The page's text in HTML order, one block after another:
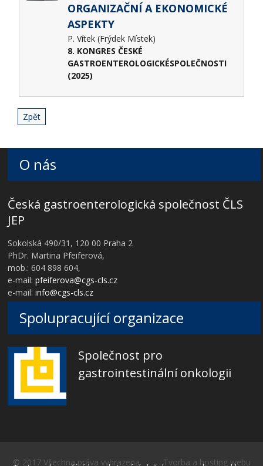
ORGANIZAČNÍ A EKONOMICKÉ
ASPEKTY
P. Vítek (Frýdek Místek)
8. KONGRES ČESKÉ
GASTROENTEROLOGICKÉSPOLEČNOSTI
(2025)
Zpět
O nás
Česká gastroenterologická společnost ČLS
JEP
Sokolská 490/31, 120 00 Praha 2
PhDr. Martina Pfeiferová,
mob.: 604 898 604,
e-mail:pfeiferova@cgs-cls.cz
e-mail:info@cgs-cls.cz
Spolupracující organizace
Společnost pro
gastrointestinální onkologii
© 2017 Všechna práva vyhrazena Tvorba a hosting webu